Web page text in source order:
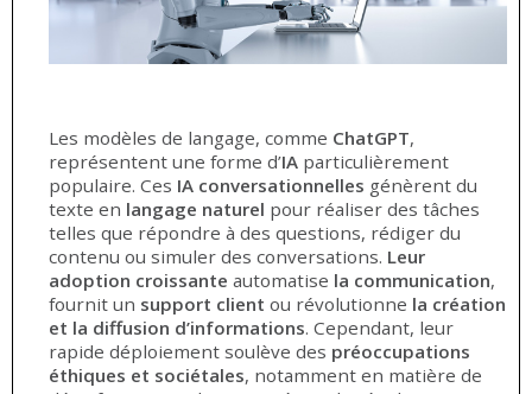
Les modèles de langage, comme ChatGPT,
représentent une forme d’IA particulièrement
populaire. Ces IA conversationnelles génèrent du
texte en langage naturel pour réaliser des tâches
telles que répondre à des questions, rédiger du
contenu ou simuler des conversations. Leur
adoption croissante automatise la communication,
fournit un support client ou révolutionne la création
et la diffusion d’informations. Cependant, leur
rapide déploiement soulève des préoccupations
éthiques et sociétales, notamment en matière de